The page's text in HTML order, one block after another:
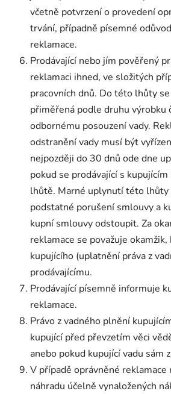
včetně potvrzení o provedení
trvání, případně písemné
reklamace.
Prodávající nebo jím pověřený
reklamaci ihned, ve složitých
pracovních dnů. Do této lhůty
přiměřená podle druhu výrobku
odbornému posouzení vady.
odstranění vady musí být
nejpozději do 30 dnů ode dne
pokud se prodávající s
lhůtě. Marné uplynutí této lhůty
podstatné porušení smlouvy a
kupní smlouvy odstoupit. Za
reklamace se považuje
kupujícího (uplatnění práva z
prodávajícímu.
Prodávající písemně informuje
reklamace.
Právo z vadného plnění
kupující před převzetím věci
anebo pokud kupující vadu sám
V případě oprávněné reklamace
náhradu účelně vynaložených